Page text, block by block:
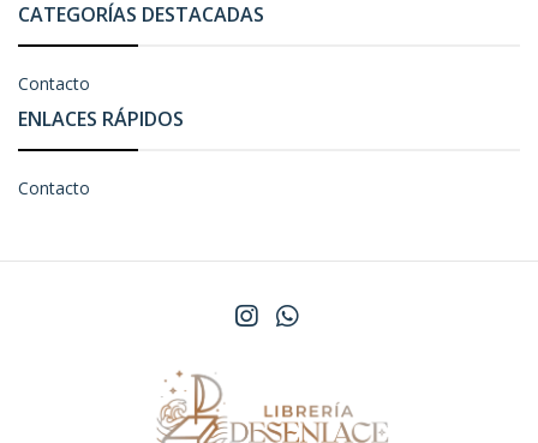
CATEGORÍAS DESTACADAS
Contacto
ENLACES RÁPIDOS
Contacto